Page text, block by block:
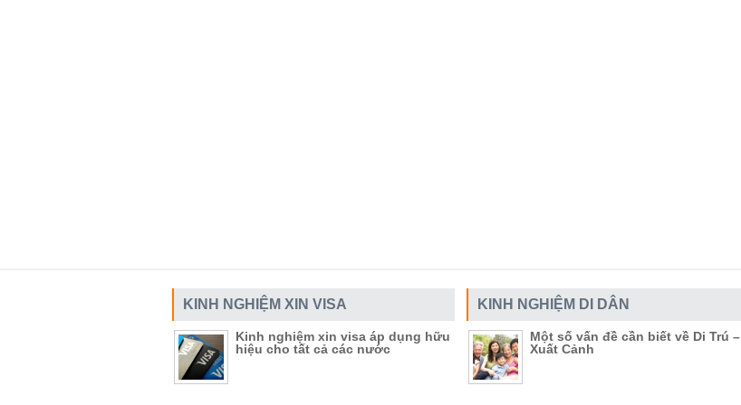
KINH NGHIỆM XIN VISA
Kinh nghiệm xin visa áp dụng hữu
hiệu cho tất cả các nước
KINH NGHIỆM DI DÂN
Một số vấn đề cần biết về Di Trú –
Xuất Cảnh